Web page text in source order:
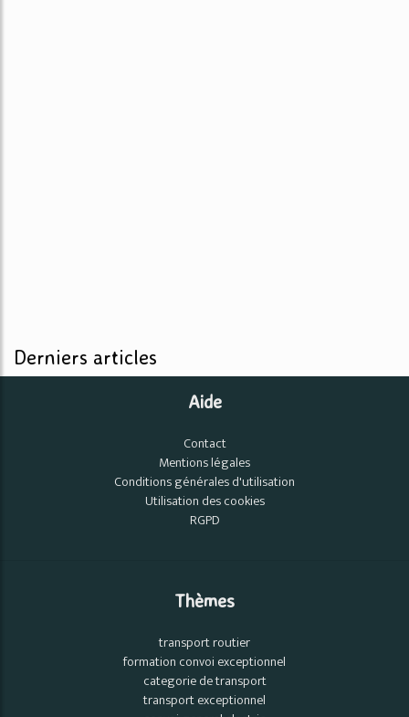
Derniers articles
Aide
Contact
Mentions légales
Conditions générales d'utilisation
Utilisation des cookies
RGPD
Thèmes
transport routier
formation convoi exceptionnel
categorie de transport
transport exceptionnel